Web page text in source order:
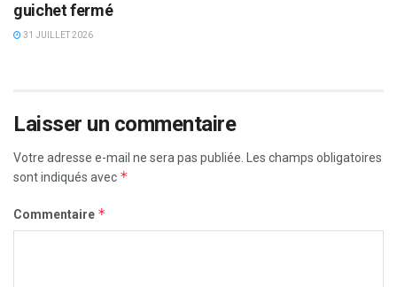
guichet fermé
31 JUILLET 2026
Laisser un commentaire
Votre adresse e-mail ne sera pas publiée. Les champs obligatoires
sont indiqués avec *
Commentaire *